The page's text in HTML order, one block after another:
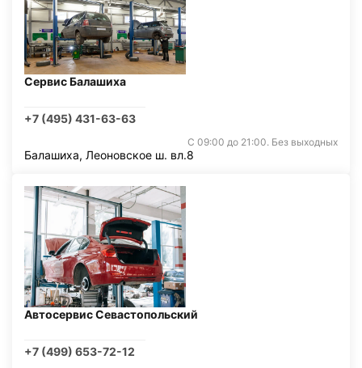
Сервис Балашиха
+7 (495) 431-63-63
С 09:00 до 21:00. Без выходных
Балашиха, Леоновское ш. вл.8
Автосервис Севастопольский
+7 (499) 653-72-12